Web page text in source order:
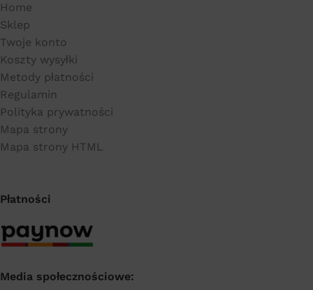
Home
Sklep
Twoje konto
Koszty wysyłki
Metody płatności
Regulamin
Polityka prywatności
Mapa strony
Mapa strony HTML
Płatności
Media społecznościowe: